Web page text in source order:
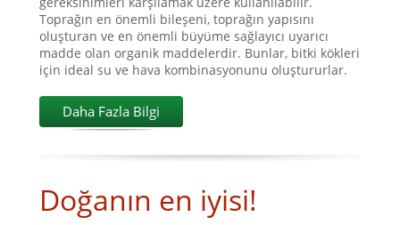
Toprağın en önemli bileşeni, toprağın yapısını
oluşturan ve en önemli büyüme sağlayıcı uyarıcı
madde olan organik maddelerdir. Bunlar, bitki kökleri
için ideal su ve hava kombinasyonunu oluştururlar.
Daha Fazla Bilgi
Doğanın en iyisi!